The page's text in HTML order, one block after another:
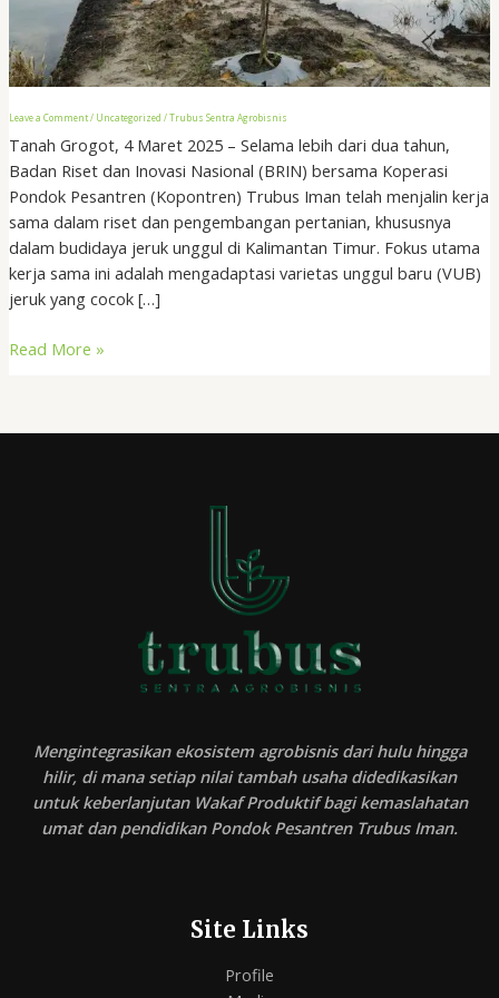
Leave a Comment/ Uncategorized /Trubus Sentra Agrobisnis
Tanah Grogot, 4 Maret 2025 – Selama lebih dari dua tahun,
Badan Riset dan Inovasi Nasional (BRIN) bersama Koperasi
Pondok Pesantren (Kopontren) Trubus Iman telah menjalin kerja
sama dalam riset dan pengembangan pertanian, khususnya
dalam budidaya jeruk unggul di Kalimantan Timur. Fokus utama
kerja sama ini adalah mengadaptasi varietas unggul baru (VUB)
jeruk yang cocok […]
Kembangkan
Unggul
di
Kalimantan
Timur
Read More »
Mengintegrasikan ekosistem agrobisnis dari hulu hingga
hilir, di mana setiap nilai tambah usaha didedikasikan
untuk keberlanjutan Wakaf Produktif bagi kemaslahatan
umat dan pendidikan Pondok Pesantren Trubus Iman.
Site Links
Profile